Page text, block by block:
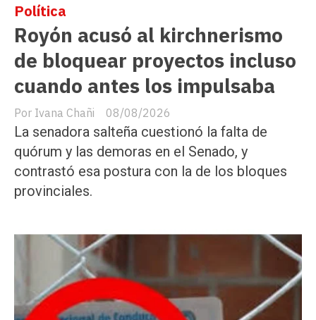
Royón acusó al kirchnerismo
de bloquear proyectos incluso
cuando antes los impulsaba
Ivana Chañi
Política
08/08/2026
La senadora salteña cuestionó la falta de
quórum y las demoras en el Senado, y
contrastó esa postura con la de los bloques
provinciales.